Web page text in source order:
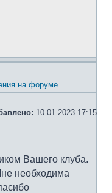
на форуме
10.01.2023 17:15
Вашего клуба.
необходима